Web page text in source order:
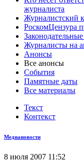
журналиста
Журналистский
РоскомЦензура
Журналисты на
Анонсы
Все анонсы
События
Памятные даты
Все материалы
Текст
Контекст
Медиановости
8 июля 2007 11:52